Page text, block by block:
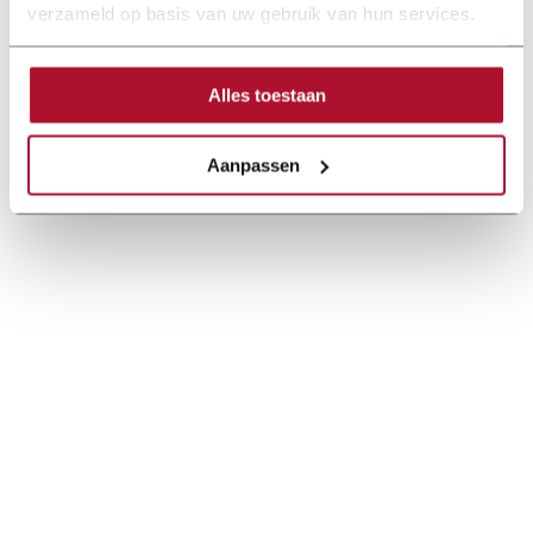
verzameld op basis van uw gebruik van hun services.
Alles toestaan
Aanpassen